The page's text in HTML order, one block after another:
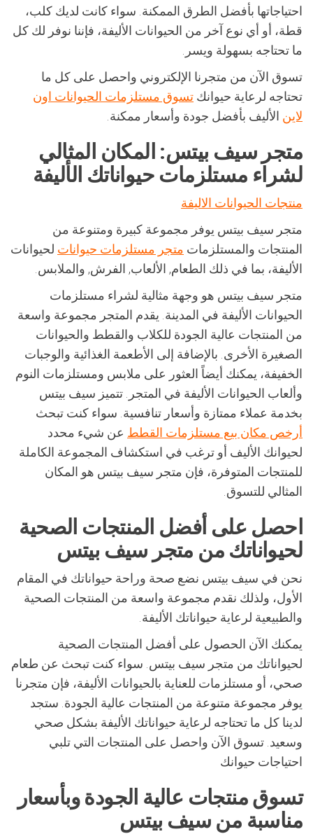
احتياجاتها بأفضل الطرق الممكنة. سواء كانت لديك كلب،
قطة، أو أي نوع آخر من الحيوانات الأليفة، فإننا نوفر لك كل
ما تحتاجه بسهولة ويسر.
تسوق الآن من متجرنا الإلكتروني واحصل على كل ما
تحتاجه لرعاية حيوانك تسوق مستلزمات الحيوانات اون
لاين الأليف بأفضل جودة وأسعار ممكنة.
متجر سيف بيتس: المكان المثالي
لشراء مستلزمات حيواناتك الأليفة
منتجات الحيوانات الاليفة
متجر سيف بيتس يوفر مجموعة كبيرة ومتنوعة من
المنتجات والمستلزمات متجر مستلزمات حيوانات لحيوانات
الأليفة، بما في ذلك الطعام, الألعاب, الفرش, والملابس.
متجر سيف بيتس هو وجهة مثالية لشراء مستلزمات
الحيوانات الأليفة في المدينة. يقدم المتجر مجموعة واسعة
من المنتجات عالية الجودة للكلاب والقطط والحيوانات
الصغيرة الأخرى. بالإضافة إلى الأطعمة الغذائية والوجبات
الخفيفة، يمكنك أيضاً العثور على ملابس ومستلزمات النوم
وألعاب الحيوانات الأليفة في المتجر. تتميز سيف بيتس
بخدمة عملاء ممتازة وأسعار تنافسية. سواء كنت تبحث
أرخص مكان بيع مستلزمات القطط عن شيء محدد
لحيوانك الأليف أو ترغب في استكشاف المجموعة الكاملة
للمنتجات المتوفرة، فإن متجر سيف بيتس هو المكان
المثالي للتسوق.
احصل على أفضل المنتجات الصحية
لحيواناتك من متجر سيف بيتس
نحن في سيف بيتس نضع صحة وراحة حيواناتك في المقام
الأول، ولذلك نقدم مجموعة واسعة من المنتجات الصحية
والطبيعية لرعاية حيواناتك الأليفة.
يمكنك الآن الحصول على أفضل المنتجات الصحية
لحيواناتك من متجر سيف بيتس. سواء كنت تبحث عن طعام
صحي، أو مستلزمات للعناية بالحيوانات الأليفة، فإن متجرنا
يوفر مجموعة متنوعة من المنتجات عالية الجودة. ستجد
لدينا كل ما تحتاجه لرعاية حيواناتك الأليفة بشكل صحي
وسعيد. تسوق الآن واحصل على المنتجات التي تلبي
احتياجات حيوانك
تسوق منتجات عالية الجودة وبأسعار
مناسبة من سيف بيتس